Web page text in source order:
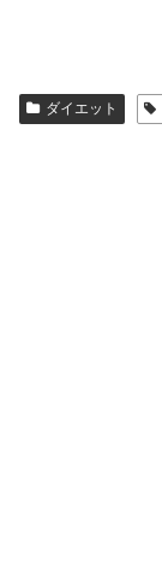
ダイエット